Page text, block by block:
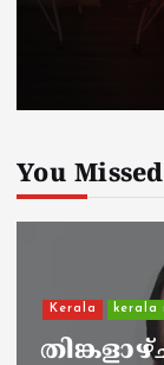
You Missed